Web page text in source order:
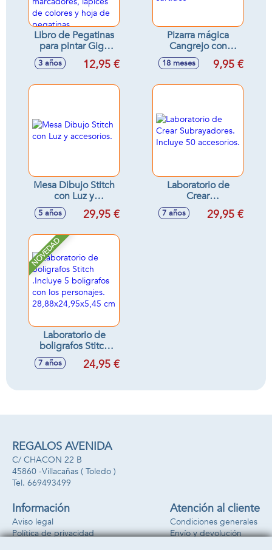
Libro de Pegatinas
para pintar Giga
Block Stitch 5 En 1
con bloc de dibujo,
3 años 12,95 €
Pizarra mágica
Cangrejo con
accesorios -
Modelos surtidos
18 meses 9,95 €
Mesa Dibujo Stitch
con Luz y
accesorios.
5 años 29,95 €
Laboratorio de
Crear
Subrayadores.
Incluye 50
7 años 29,95 €
NOVEDAD
Laboratorio de
boligrafos Stitch
.Incluye 5
boligrafos con los
28,88x24,95x5,45
7 años 24,95 €
REGALOS AVENIDA
C/ CHACON 22 B
45860 -Villacañas ( Toledo )
669493499
Información
Aviso legal
Política de privacidad
Atención al cliente
Condiciones generales
Envío y devolución